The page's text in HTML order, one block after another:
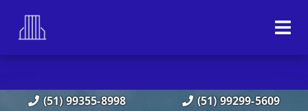
(51) 99355-8998 (51) 99299-5609